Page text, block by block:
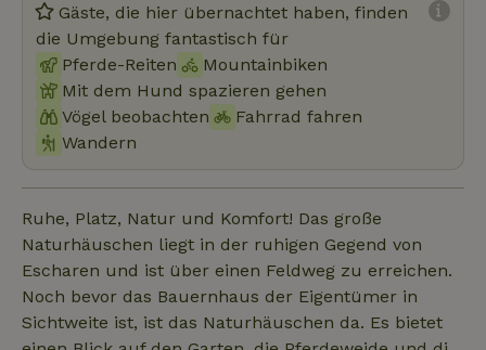
Gäste, die hier übernachtet haben, finden
die Umgebung fantastisch für
Pferde-Reiten
Mountainbiken
Mit dem Hund spazieren gehen
Vögel beobachten
Fahrrad fahren
Wandern
Ruhe, Platz, Natur und Komfort! Das große
Naturhäuschen liegt in der ruhigen Gegend von
Escharen und ist über einen Feldweg zu erreichen.
Noch bevor das Bauernhaus der Eigentümer in
Sichtweite ist, ist das Naturhäuschen da. Es bietet